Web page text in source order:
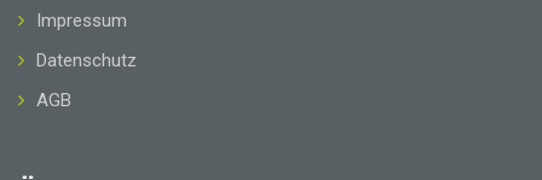
Impressum
Datenschutz
AGB